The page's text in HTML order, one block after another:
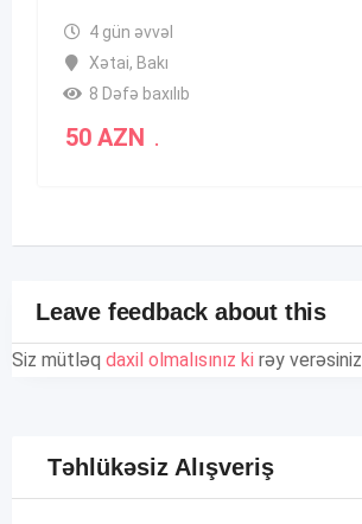
4 gün əvvəl
Xətai, Bakı
8 Dəfə baxılıb
50 AZN .
Leave feedback about this
Siz mütləq daxil olmalısınız ki rəy verəsiniz.
Təhlükəsiz Alışveriş